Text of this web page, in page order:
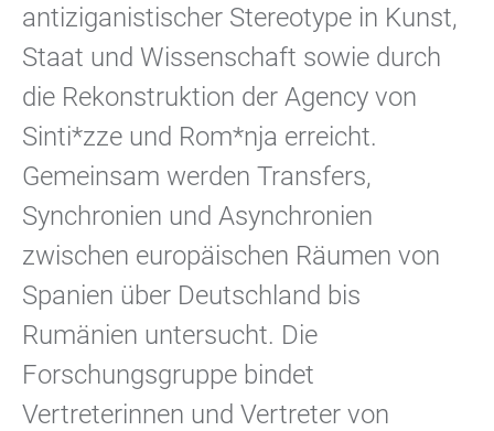
antiziganistischer Stereotype in Kunst,
Staat und Wissenschaft sowie durch
die Rekonstruktion der Agency von
Sinti*zze und Rom*nja erreicht.
Gemeinsam werden Transfers,
Synchronien und Asynchronien
zwischen europäischen Räumen von
Spanien über Deutschland bis
Rumänien untersucht. Die
Forschungsgruppe bindet
Vertreterinnen und Vertreter von